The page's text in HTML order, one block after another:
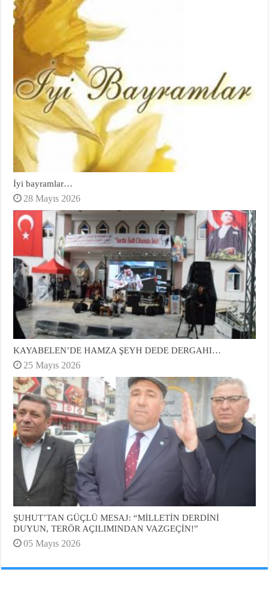
İyi bayramlar…
28 Mayıs 2026
KAYABELEN’DE HAMZA ŞEYH DEDE DERGAHI…
25 Mayıs 2026
ŞUHUT’TAN GÜÇLÜ MESAJ: “MİLLETİN DERDİNİ
DUYUN, TERÖR AÇILIMINDAN VAZGEÇİN!”
05 Mayıs 2026